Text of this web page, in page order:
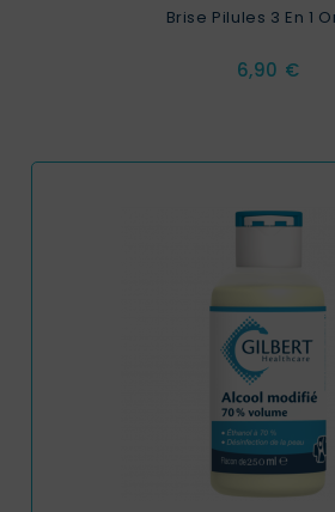
Brise Pilules 3 En 1
Prix
6,90 €